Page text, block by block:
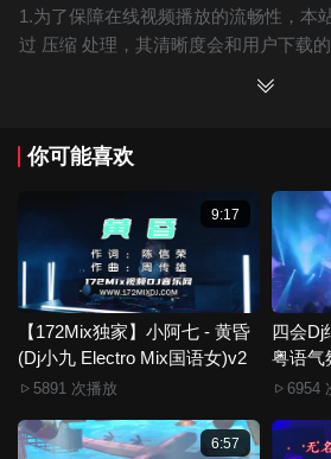
1.为了保障在线视频播放的流畅性，本
过 压缩 处理，其清晰度会和用户下载
保证高清晰。
3.如果你喜欢 《【172Mix独家】T.R.Y
(廉江Dj菜仔 ProgHouse Mix国语女)》
一起来分享！
4.如果您发现 《【172Mix独家】T.R.Y
(廉江Dj菜仔 ProgHouse Mix国语女)》
度不够或无法播放的问题，请点击这
5.172Mix舞曲视频网禁止发布违规违法
关违规违法内容，请点击这里进行 举报
6.本站音视频文件部分由用户上传发布
你可能喜欢
9:17
【172Mix独家】小阿七 - 黄昏
(Dj小九 Electro Mix国语女)v2
5891 次播放
四会Dj
粤语气
专辑
6954
6:57